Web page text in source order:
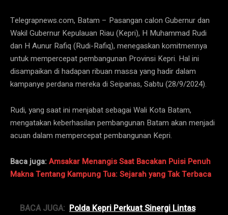
Telegrapnews.com, Batam – Pasangan calon Gubernur dan
Wakil Gubernur Kepulauan Riau (Kepri), H Muhammad Rudi
dan H Aunur Rafiq (Rudi-Rafiq), menegaskan komitmennya
untuk mempercepat pembangunan Provinsi Kepri. Hal ini
disampaikan di hadapan ribuan massa yang hadir dalam
kampanye perdana mereka di Seipanas, Sabtu (28/9/2024).
Rudi, yang saat ini menjabat sebagai Wali Kota Batam,
mengatakan keberhasilan pembangunan Batam akan menjadi
acuan dalam mempercepat pembangunan Kepri.
Baca juga:Amsakar Menangis Saat Bacakan Puisi Penuh
Makna Tentang Kampung Tua: Sejarah yang Tak Terbaca
BACA JUGA: Polda Kepri Perkuat Sinergi Lintas